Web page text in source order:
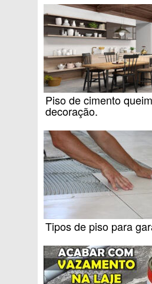
Piso de cimento
decoração.
Tipos de piso para